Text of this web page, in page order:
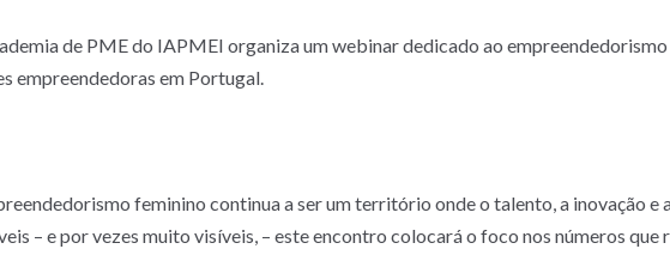
de PME do IAPMEI organiza um webinar dedicado ao
empreendedoras em Portugal.
feminino continua a ser um território onde o talento, a inovação e
– e por vezes muito visíveis, – este encontro colocará o foco nos números que